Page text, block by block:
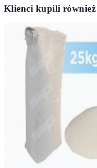
Klienci kupili również